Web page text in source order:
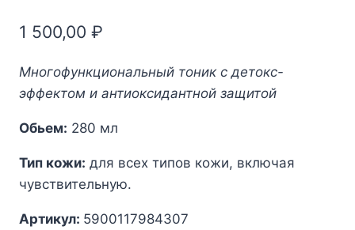
1 500,00 ₽
Многофункциональный тоник с детокс-
эффектом и антиоксидантной защитой
Обьем: 280 мл
Тип кожи: для всех типов кожи, включая
чувствительную.
Артикул: 5900117984307